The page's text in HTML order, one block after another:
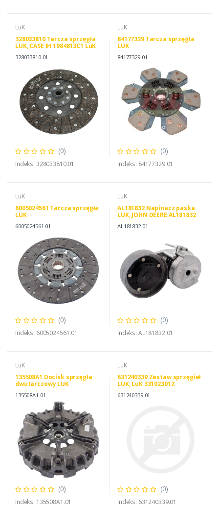
LuK
328033810 Tarcza sprzęgła
LUK, CASE IH 1984813C1 LuK
328033810.01
(0)
Indeks: 328033810.01
LuK
84177329 Tarcza sprzęgła
LUK
84177329.01
(0)
Indeks: 84177329.01
LuK
6005024561 Tarcza sprzęgła
LUK
6005024561.01
(0)
Indeks: 6005024561.01
LuK
AL181832 Napinacz paska
LUK, JOHN DEERE AL181832
AL181832.01
(0)
Indeks: AL181832.01
LuK
135508A1 Docisk sprzęgła
dwutarczowy LUK
135508A1.01
(0)
Indeks: 135508A1.01
LuK
631240339 Zestaw sprzęgieł
LUK, LuK 331023012
631240339.01
(0)
Indeks: 631240339.01